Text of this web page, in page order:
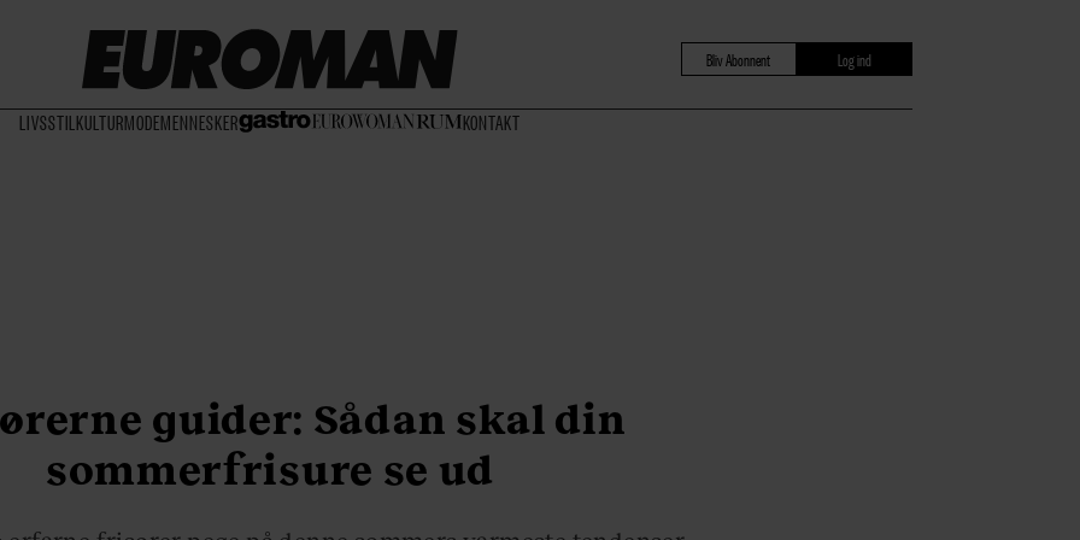
LIVSSTIL KULTURMODEMENNESKER KONTAKT
Bliv Abonnent Log ind
guider: Sådan skal din
sommerfrisure se ud